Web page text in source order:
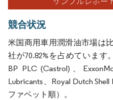
競合状況
米国商用車用潤滑油市場は
社が70.82%を占めていま
BP PLC (Castrol)、
Lubricants、Royal Dutch
ファベット順）。